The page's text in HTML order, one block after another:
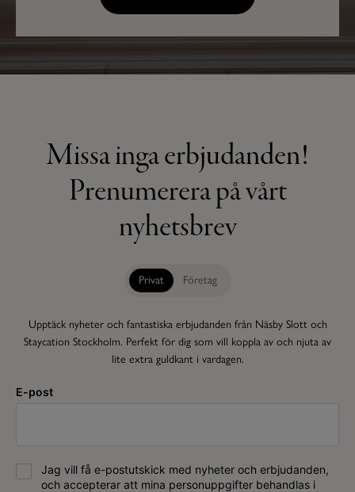
Missa inga erbjudanden!
Prenumerera på vårt
nyhetsbrev
Privat Företag
Upptäck nyheter och fantastiska erbjudanden från Näsby Slott och
Staycation Stockholm. Perfekt för dig som vill koppla av och njuta av
lite extra guldkant i vardagen.
E-post
Jag vill få e-postutskick med nyheter och erbjudanden,
och accepterar att mina personuppgifter behandlas i